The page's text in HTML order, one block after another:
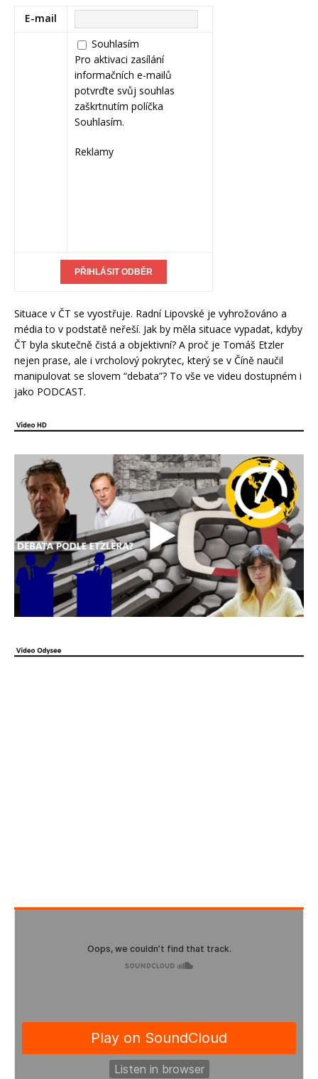
E-mail
Souhlasím
Pro aktivaci zasílání
informačních e-mailů
potvrďte svůj souhlas
zaškrtnutím políčka
Souhlasím.
Reklamy
Situace v ČT se vyostřuje. Radní Lipovské je vyhrožováno a
média to v podstatě neřeší. Jak by měla situace vypadat, kdyby
ČT byla skutečně čistá a objektivní? A proč je Tomáš Etzler
nejen prase, ale i vrcholový pokrytec, který se v Číně naučil
manipulovat se slovem “debata”? To vše ve videu dostupném i
jako PODCAST.